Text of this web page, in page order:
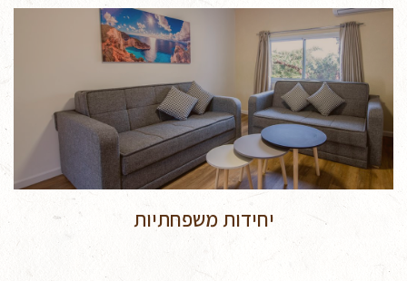
יחידות משפחתיות